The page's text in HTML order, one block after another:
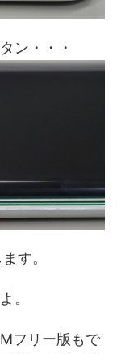
ン・・・
す。
。
フリー版もで